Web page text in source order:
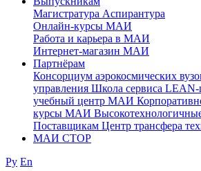
Магистратура Аспирантура
Онлайн-курсы МАИ
Работа и карьера в МАИ
Интернет-магазин МАИ
Партнёрам
Консорциум аэрокосмических
управления Школа сервиса LEAN-
учебный центр МАИ
курсы МАИ
Поставщикам Центр трансфера
МАИ СТОР
Ру En